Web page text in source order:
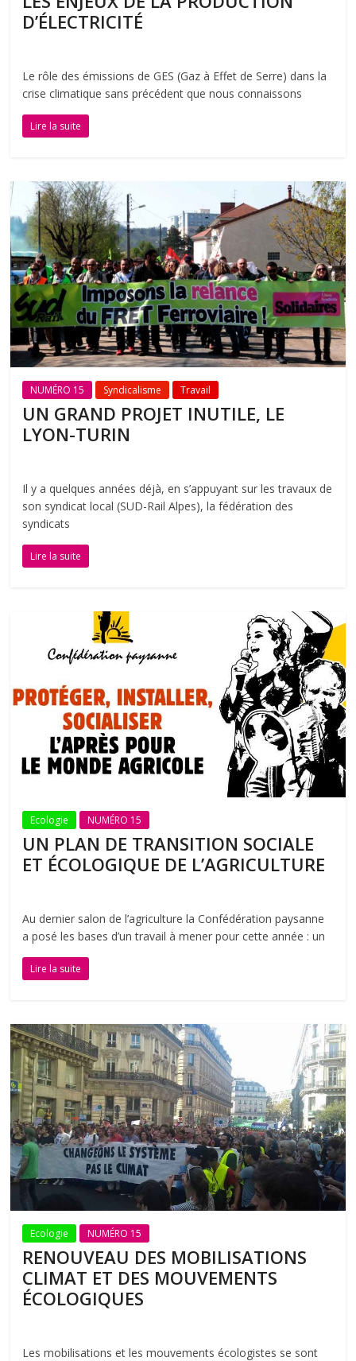
D’ÉLECTRICITÉ
Le rôle des émissions de GES (Gaz à Effet de Serre) dans la
crise climatique sans précédent que nous connaissons
Lire la suite
NUMÉRO 15 Syndicalisme Travail
UN GRAND PROJET INUTILE, LE
LYON-TURIN
Il y a quelques années déjà, en s’appuyant sur les travaux de
son syndicat local (SUD-Rail Alpes), la fédération des
syndicats
Lire la suite
Ecologie NUMÉRO 15
UN PLAN DE TRANSITION SOCIALE
ET ÉCOLOGIQUE DE L’AGRICULTURE
Au dernier salon de l’agriculture la Confédération paysanne
a posé les bases d’un travail à mener pour cette année : un
Lire la suite
Ecologie NUMÉRO 15
RENOUVEAU DES MOBILISATIONS
CLIMAT ET DES MOUVEMENTS
ÉCOLOGIQUES
Les mobilisations et les mouvements écologistes se sont